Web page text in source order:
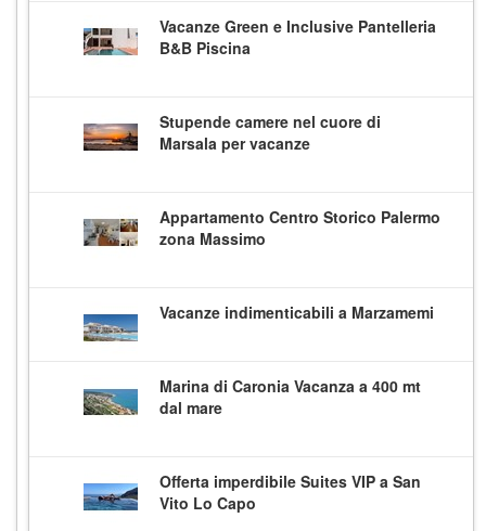
Vacanze Green e Inclusive Pantelleria
B&B Piscina
Stupende camere nel cuore di
Marsala per vacanze
Appartamento Centro Storico Palermo
zona Massimo
Vacanze indimenticabili a Marzamemi
Marina di Caronia Vacanza a 400 mt
dal mare
Offerta imperdibile Suites VIP a San
Vito Lo Capo